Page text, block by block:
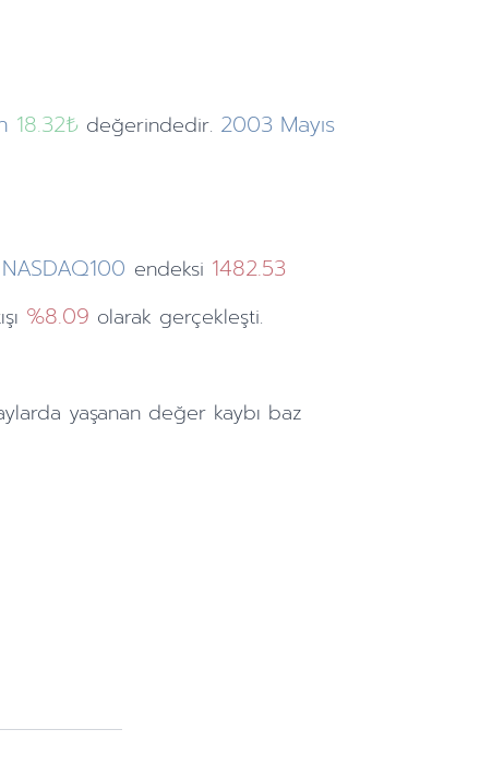
18.32₺ değerindedir. 2003 Mayıs
NASDAQ100 endeksi 1482.53
%8.09 olarak gerçekleşti.
yaşanan değer kaybı baz